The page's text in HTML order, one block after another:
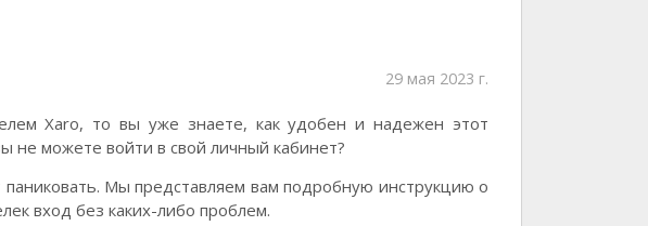
29 мая 2023 г.
Xaro, то вы уже знаете, как удобен и надежен этот
не можете войти в свой личный кабинет?
паниковать. Мы представляем вам подробную инструкцию о
вход без каких-либо проблем.